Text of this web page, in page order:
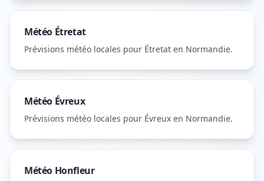
Météo Étretat
Prévisions météo locales pour Étretat en Normandie.
Météo Évreux
Prévisions météo locales pour Évreux en Normandie.
Météo Honfleur